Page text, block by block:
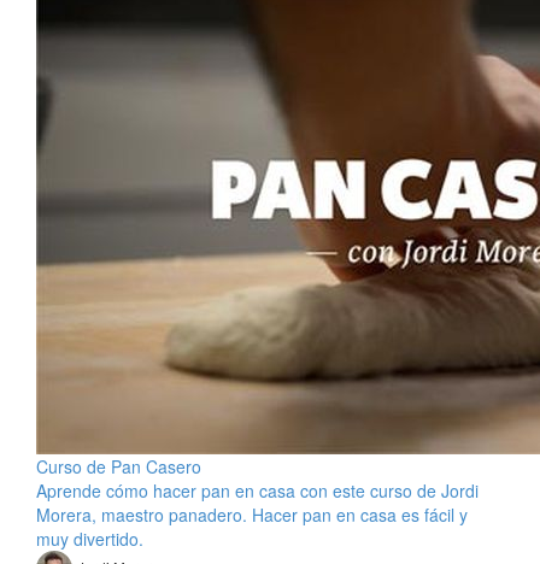
Curso de Pan Casero
Aprende cómo hacer pan en casa con este curso de Jordi
Morera, maestro panadero. Hacer pan en casa es fácil y
muy divertido.